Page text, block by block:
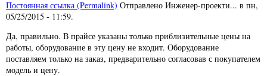
Постоянная ссылка (Permalink) Отправлено Инженер-проекти... в пн,
05/25/2015 - 11:59.
Да, правильно. В прайсе указаны только приблизительные цены на
работы, оборудование в эту цену не входит. Оборудование
поставляем только на заказ, предварительно согласовав с покупателем
модель и цену.